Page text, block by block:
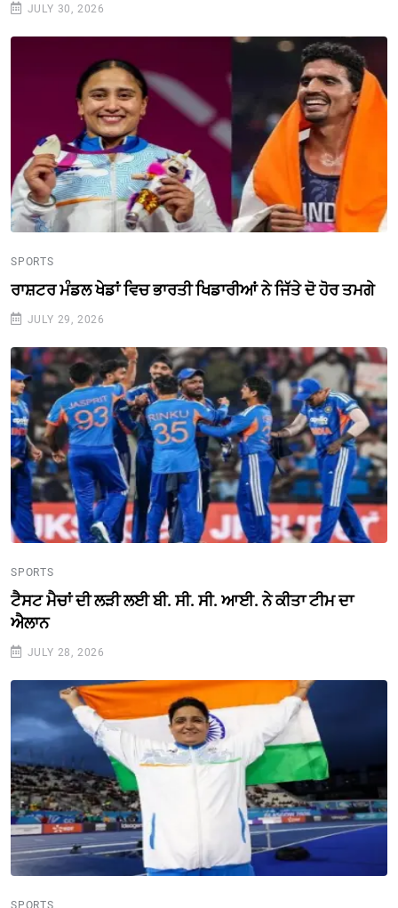
JULY 30, 2026
SPORTS
ਰਾਸ਼ਟਰ ਮੰਡਲ ਖੇਡਾਂ ਵਿਚ ਭਾਰਤੀ ਖਿਡਾਰੀਆਂ ਨੇ ਜਿੱਤੇ ਦੋ ਹੋਰ ਤਮਗੇ
JULY 29, 2026
SPORTS
ਟੈਸਟ ਮੈਚਾਂ ਦੀ ਲੜੀ ਲਈ ਬੀ. ਸੀ. ਸੀ. ਆਈ. ਨੇ ਕੀਤਾ ਟੀਮ ਦਾ
ਐਲਾਨ
JULY 28, 2026
SPORTS